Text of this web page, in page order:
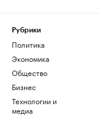
Рубрики
Политика
Экономика
Общество
Бизнес
Технологии и
медиа